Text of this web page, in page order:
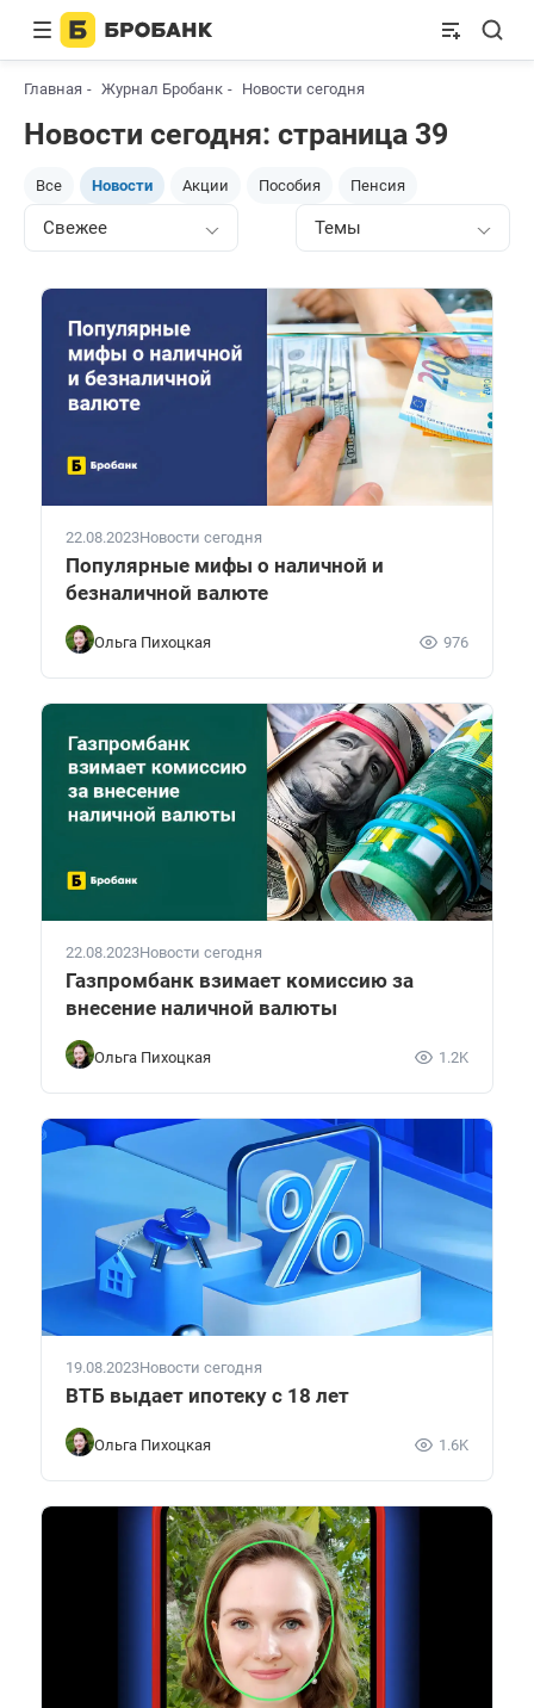
Главная Журнал Бробанк Новости сегодня
Новости сегодня: страница 39
Все Новости Акции Пособия Пенсия
Свежее Темы
22.08.2023Новости сегодня
Популярные мифы о наличной и
безналичной валюте
Ольга Пихоцкая 976
22.08.2023Новости сегодня
Газпромбанк взимает комиссию за
внесение наличной валюты
Ольга Пихоцкая 1.2K
19.08.2023Новости сегодня
ВТБ выдает ипотеку с 18 лет
Ольга Пихоцкая 1.6K